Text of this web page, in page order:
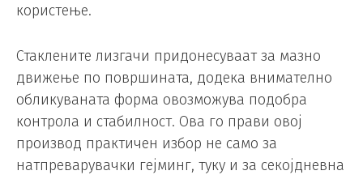
користење.
Стаклените лизгачи придонесуваат за мазно
движење по површината, додека внимателно
обликуваната форма овозможува подобра
контрола и стабилност. Ова го прави овој
производ практичен избор не само за
натпреварувачки гејминг, туку и за секојдневна